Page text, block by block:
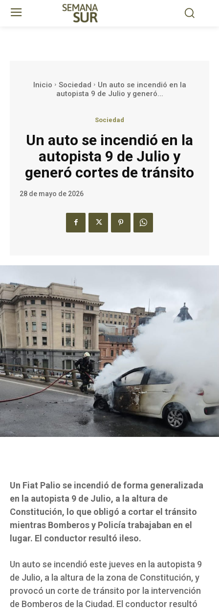
Inicio Sociedad
Un auto se incendió en la
autopista 9 de Julio y generó...
Sociedad
Un auto se incendió en la
autopista 9 de Julio y
generó cortes de tránsito
28 de mayo de 2026
Un Fiat Palio se incendió de forma generalizada
en la autopista 9 de Julio, a la altura de
Constitución, lo que obligó a cortar el tránsito
mientras Bomberos y Policía trabajaban en el
lugar. El conductor resultó ileso.
Un auto se incendió este jueves en la autopista 9
de Julio, a la altura de la zona de Constitución, y
provocó un corte de tránsito por la intervención
de Bomberos de la Ciudad. El conductor resultó